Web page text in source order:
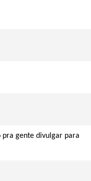
pra gente divulgar para